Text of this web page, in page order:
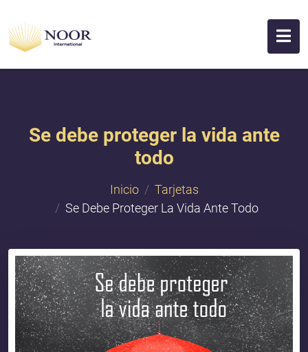
Se debe proteger la vida ante
todo
Inicio
Tarjetas
Se Debe Proteger La Vida Ante Todo